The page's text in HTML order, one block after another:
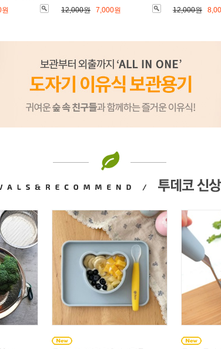
12,000원 7,000원 12,000원